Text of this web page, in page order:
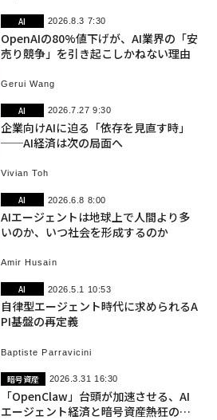
AI 2026.8.3 7:30
OpenAIの80%値下げが、AI業界の「安
売り競争」を引き起こしかねない理由
Gerui Wang
AI 2026.7.27 9:30
企業向けAIに迫る「依存を見直す時」
──AI経済は次の局面へ
Vivian Toh
AI 2026.6.8 8:00
AIエージェントは地球上で人間より多
いのか、いつ社会を形成するのか
Amir Husain
AI 2026.5.1 10:53
自律型エージェント時代に求められるA
PI基盤の再定義
Baptiste Parravicini
暗号資産 2026.3.31 16:30
「OpenClaw」台頭が加速させる、AI
エージェント経済と暗号資産――熱狂の正